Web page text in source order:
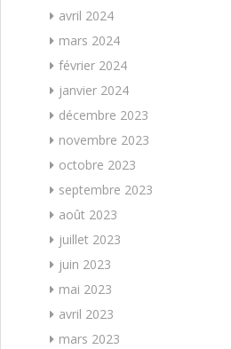
avril 2024
mars 2024
février 2024
janvier 2024
décembre 2023
novembre 2023
octobre 2023
septembre 2023
août 2023
juillet 2023
juin 2023
mai 2023
avril 2023
mars 2023